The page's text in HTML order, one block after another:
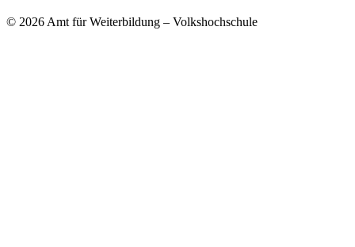
© 2026 Amt für Weiterbildung – Volkshochschule